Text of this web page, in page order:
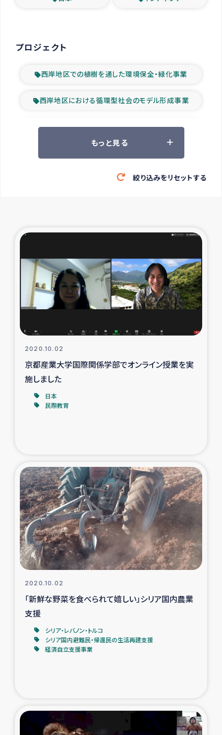
プロジェクト
西岸地区での植樹を通した環境保全・緑化事業
西岸地区における循環型社会のモデル形成事業
ツアー参加者の声
緊急救援の時代
東ティモール豪雨緊急支援
大雨による洪水被災者支援
カカオ生産者支援事業
シリア国内避難民・帰還民の生活再建支援
トルコにおけるシリア難民支援事業
インドネシア中部 スラウェシの地震・津波被災者支援
スリランカ南部洪水被災者支援
スリランカの南北女性をつなぐサリー・リサイクル・プロ
ジェクト
復興支援事業
民際教育事業
女性グループPIFWANITAによる食品加工事業
令和6年能登半島地震 緊急支援
タイ国境ミャンマー移民子ども支援
もっと見る
絞り込みをリセットする
2020.10.02
京都産業大学国際関係学部でオンライン授業を実
施しました
日本
民際教育
2020.10.02
「新鮮な野菜を食べられて嬉しい」シリア国内農業
支援
シリア・レバノン・トルコ
シリア国内避難民・帰還民の生活再建支援
経済自立支援事業